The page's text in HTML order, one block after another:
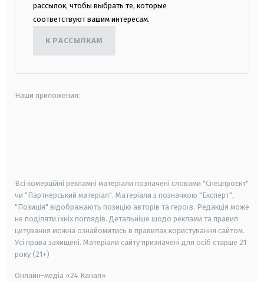
рассылок, чтобы выбрать те, которые
соответствуют вашим интересам.
К РАССЫЛКАМ
Наши приложения:
Всі комерційні рекламні матеріали позначені словами "Спецпроєкт"
чи "Партнерський матеріал". Матеріали з позначкою "Експерт",
"Позиція" відображають позицію авторів та героїв. Редакція може
не поділяти їхніх поглядів. Детальніше щодо реклами та правил
цитування можна ознайомитись в правилах користування сайтом.
Усі права захищені. Матеріали сайту призначені для осіб старше 21
року (21+)
Онлайн-медіа «24 Канал»